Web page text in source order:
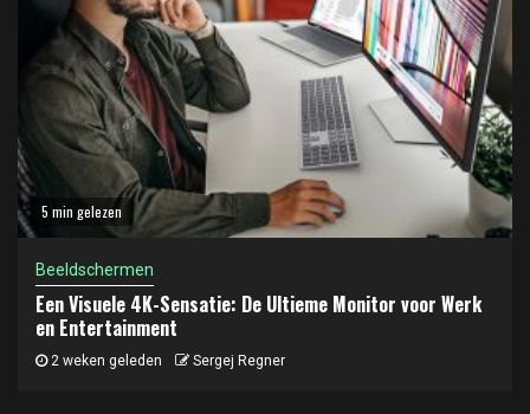
5 min gelezen
Beeldschermen
Een Visuele 4K-Sensatie: De Ultieme Monitor voor Werk
en Entertainment
2 weken geleden Sergej Regner